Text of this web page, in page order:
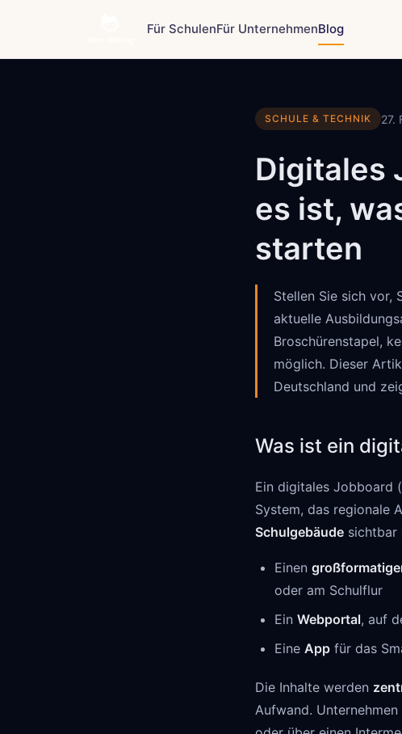
Für SchulenFür UnternehmenBlog
SCHULE & TECHNIK 27.
Digitales
es ist,
starten
Stellen Sie sich vor,
aktuelle
Broschürenstapel,
möglich. Dieser
Deutschland und
Was ist ein
Ein digitales Jobboard
System, das regionale
Schulgebäude sichtbar
Einen
oder am Schulflur
Ein Webportal, auf
Eine App für das
Die Inhalte werden
Aufwand.